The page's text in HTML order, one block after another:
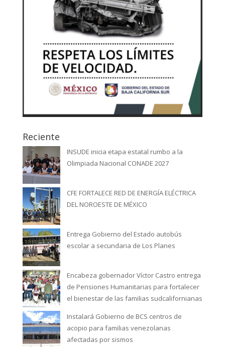
Reciente
INSUDE inicia etapa estatal rumbo a la
Olimpiada Nacional CONADE 2027
CFE FORTALECE RED DE ENERGÍA ELÉCTRICA
DEL NOROESTE DE MÉXICO
Entrega Gobierno del Estado autobús
escolar a secundaria de Los Planes
Encabeza gobernador Víctor Castro entrega
de Pensiones Humanitarias para fortalecer
el bienestar de las familias sudcalifornianas
Instalará Gobierno de BCS centros de
acopio para familias venezolanas
afectadas por sismos